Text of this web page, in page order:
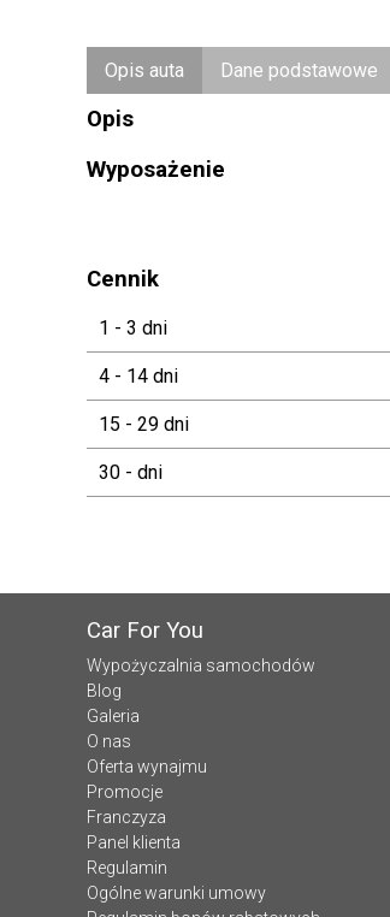
Opis auta Dane podstawowe
Opis
Wyposażenie
Cennik
1 - 3 dni
4 - 14 dni
15 - 29 dni
30 - dni
Car For You
Wypożyczalnia samochodów
Blog
Galeria
O nas
Oferta wynajmu
Promocje
Franczyza
Panel klienta
Regulamin
Ogólne warunki umowy